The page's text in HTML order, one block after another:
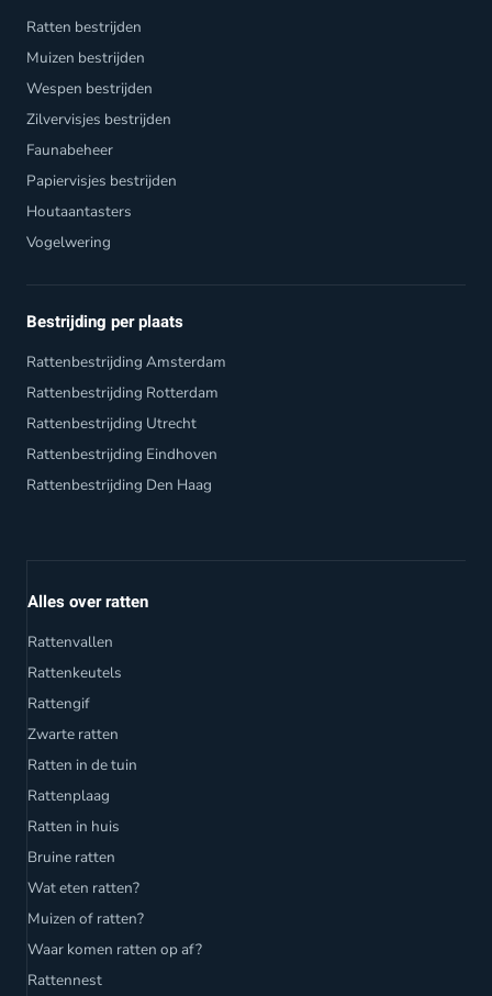
Ratten bestrijden
Muizen bestrijden
Wespen bestrijden
Zilvervisjes bestrijden
Faunabeheer
Papiervisjes bestrijden
Houtaantasters
Vogelwering
Bestrijding per plaats
Rattenbestrijding Amsterdam
Rattenbestrijding Rotterdam
Rattenbestrijding Utrecht
Rattenbestrijding Eindhoven
Rattenbestrijding Den Haag
Alles over ratten
Rattenvallen
Rattenkeutels
Rattengif
Zwarte ratten
Ratten in de tuin
Rattenplaag
Ratten in huis
Bruine ratten
Wat eten ratten?
Muizen of ratten?
Waar komen ratten op af?
Rattennest